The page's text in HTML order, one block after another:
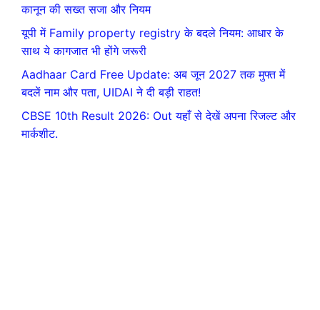
कानून की सख्त सजा और नियम
यूपी में Family property registry के बदले नियम: आधार के
साथ ये कागजात भी होंगे जरूरी
Aadhaar Card Free Update: अब जून 2027 तक मुफ्त में
बदलें नाम और पता, UIDAI ने दी बड़ी राहत!
CBSE 10th Result 2026: Out यहाँ से देखें अपना रिजल्ट और
मार्कशीट.